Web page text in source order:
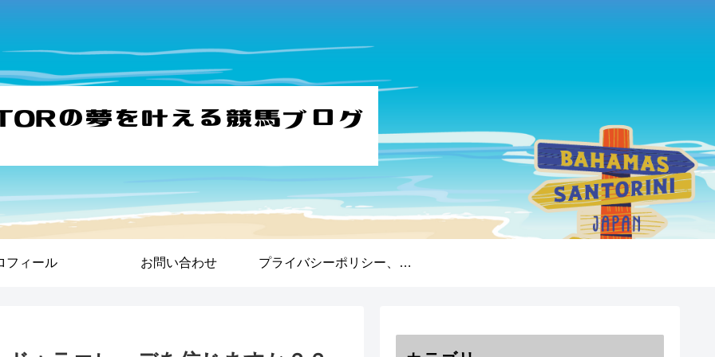
フィール お問い合わせ プライバシーポリシー、免責事項、著作権について